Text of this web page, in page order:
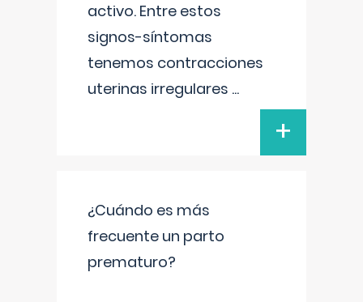
activo. Entre estos
signos-síntomas
tenemos contracciones
uterinas irregulares ...
+
¿Cuándo es más
frecuente un parto
prematuro?